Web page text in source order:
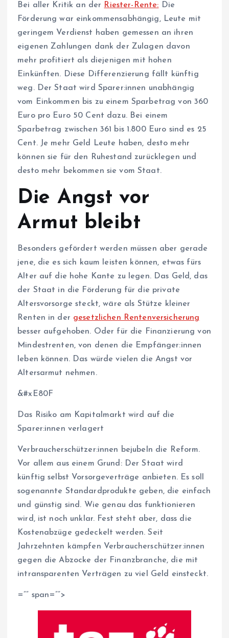
Bei aller Kritik an der Riester-Rente: Die
Förderung war einkommensabhängig, Leute mit
geringem Verdienst haben gemessen an ihren
eigenen Zahlungen dank der Zulagen davon
mehr profitiert als diejenigen mit hohen
Einkünften. Diese Differenzierung fällt künftig
weg. Der Staat wird Spare­r:in­nen unabhängig
vom Einkommen bis zu einem Sparbetrag von 360
Euro pro Euro 50 Cent dazu. Bei einem
Sparbetrag zwischen 361 bis 1.800 Euro sind es 25
Cent. Je mehr Geld Leute haben, desto mehr
können sie für den Ruhestand zurücklegen und
desto mehr bekommen sie vom Staat.
Die Angst vor
Armut bleibt
Besonders gefördert werden müssen aber gerade
jene, die es sich kaum leisten können, etwas fürs
Alter auf die hohe Kante zu legen. Das Geld, das
der Staat in die Förderung für die private
Altersvorsorge steckt, wäre als Stütze kleiner
Renten in der gesetzlichen Rentenversicherung
besser aufgehoben. Oder für die Finanzierung von
Mindestrenten, von denen die Emp­fän­ge­r:in­nen
leben können. Das würde vielen die Angst vor
Altersarmut nehmen.
&#xE80F
Das Risiko am Kapitalmarkt wird auf die
Sparer:in­nen verlagert
Ver­brau­cher­schüt­ze­r:in­nen bejubeln die Reform.
Vor allem aus einem Grund: Der Staat wird
künftig selbst Vorsorgeverträge anbieten. Es soll
sogenannte Standardprodukte geben, die einfach
und günstig sind. Wie genau das funktionieren
wird, ist noch unklar. Fest steht aber, dass die
Kostenabzüge gedeckelt werden. Seit
Jahrzehnten kämpfen Ver­brau­cher­schüt­ze­r:in­nen
gegen die Abzocke der Finanzbranche, die mit
intransparenten Verträgen zu viel Geld einsteckt.
=”” span=””>